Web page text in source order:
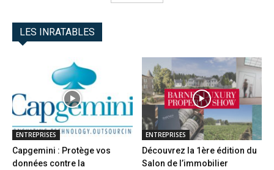
LES INRATABLES
ENTREPRISES
Capgemini : Protège vos
données contre la
ENTREPRISES
Découvrez la 1ère édition du
Salon de l’immobilier